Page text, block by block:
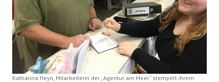
Katharina Heyn, Mitarbeiterin der „Agentur am Meer“ stempelt ihrem